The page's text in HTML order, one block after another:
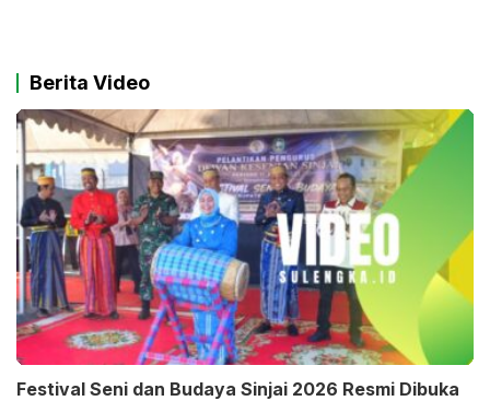
Berita Video
Festival Seni dan Budaya Sinjai 2026 Resmi Dibuka